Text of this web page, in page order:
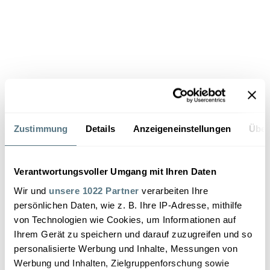
Zustimmung Details Anzeigeneinstellungen
Verantwortungsvoller Umgang mit Ihren Daten
Wir und unsere 1022 Partner verarbeiten Ihre
persönlichen Daten, wie z. B. Ihre IP-Adresse, mithilfe
von Technologien wie Cookies, um Informationen auf
Ihrem Gerät zu speichern und darauf zuzugreifen und so
personalisierte Werbung und Inhalte, Messungen von
Werbung und Inhalten, Zielgruppenforschung sowie